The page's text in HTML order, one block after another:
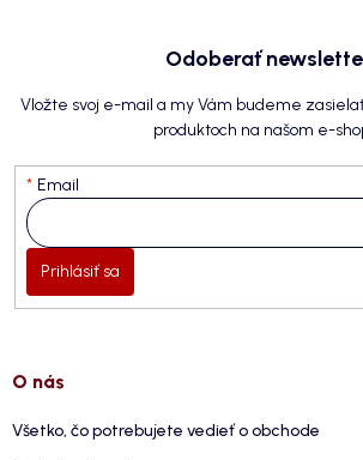
Odoberať
Vložte svoj e-mail a my Vám budeme
produktoch na našom e-
Email
Prihlásiť sa
O nás
Všetko, čo potrebujete vedieť o obchode